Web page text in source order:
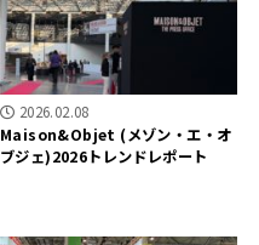
2026.02.08
Maison&Objet (メゾン・エ・オ
ブジェ)2026トレンドレポート